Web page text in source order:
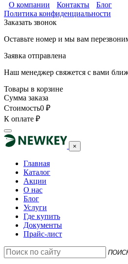
О компании Контакты
Блог
Политика конфиденциальности
Заказать звонок
Оставьте номер и мы вам
Заявка отправлена
Наш менеджер свяжется с вами
Товары в корзине
Сумма заказа
Стоимость0 ₽
К оплате ₽
×
Главная
Каталог
Акции
О нас
Блог
Услуги
Где купить
Документы
Прайс-лист